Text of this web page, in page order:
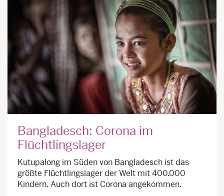
Bangladesch: Corona im
Flüchtlingslager
Kutupalong im Süden von Bangladesch ist das
größte Flüchtlingslager der Welt mit 400.000
Kindern. Auch dort ist Corona angekommen.